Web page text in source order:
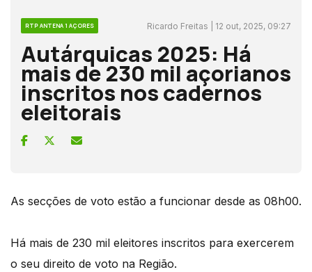
RTP ANTENA 1 AÇORES Ricardo Freitas | 12 out, 2025, 09:27
Autárquicas 2025: Há
mais de 230 mil açorianos
inscritos nos cadernos
eleitorais
As secções de voto estão a funcionar desde as 08h00.
Há mais de 230 mil eleitores inscritos para exercerem
o seu direito de voto na Região.